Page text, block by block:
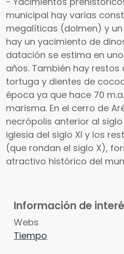
municipal hay varias
megalíticas (dolmen) y un
hay un yacimiento de
datación se estima en
años. También hay restos
tortuga y dientes de
época ya que hace 70
marisma. En el cerro de
necrópolis anterior al siglo
iglesia del siglo XI y los
(que rondan el siglo X),
atractivo histórico del
Información de
Webs
Tiempo